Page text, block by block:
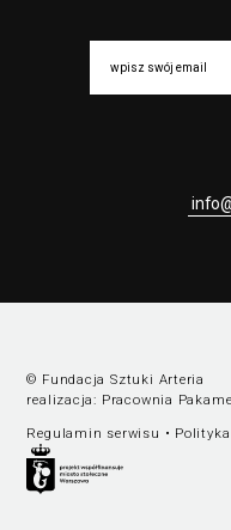
© Fundacja Sztuki Arteria
realizacja: Pracownia
Regulamin serwisu •